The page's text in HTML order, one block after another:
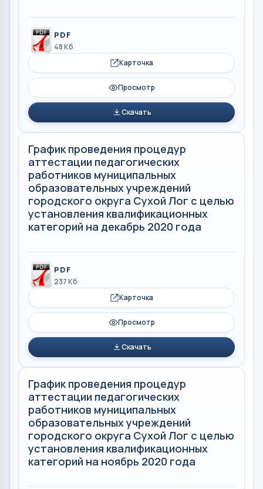
PDF
48 Кб
Карточка
Просмотр
Скачать
График проведения процедур
аттестации педагогических
работников муниципальных
образовательных учреждений
городского округа Сухой Лог с целью
установления квалификационных
категорий на декабрь 2020 года
PDF
237 Кб
Карточка
Просмотр
Скачать
График проведения процедур
аттестации педагогических
работников муниципальных
образовательных учреждений
городского округа Сухой Лог с целью
установления квалификационных
категорий на ноябрь 2020 года